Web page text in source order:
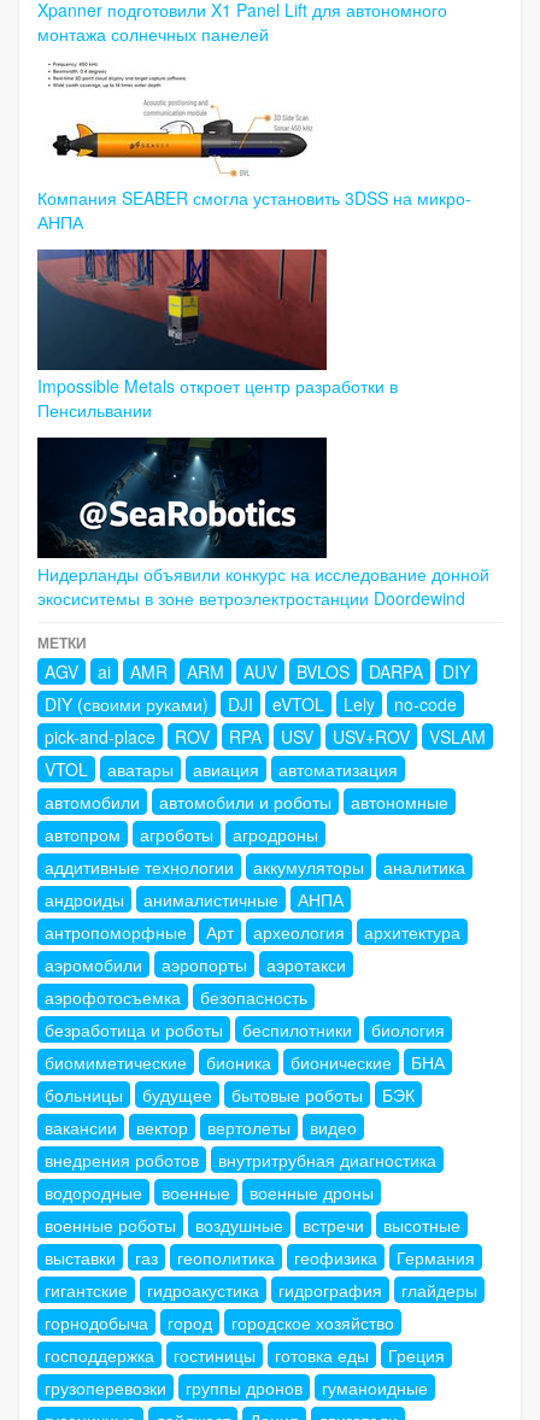
Xpanner подготовили X1 Panel Lift для автономного
монтажа солнечных панелей
Компания SEABER смогла установить 3DSS на микро-
АНПА
Impossible Metals откроет центр разработки в
Пенсильвании
Нидерланды объявили конкурс на исследование донной
экосиситемы в зоне ветроэлектростанции Doordewind
МЕТКИ
AGV ai AMR ARM AUV BVLOS DARPA
DIY
DIY (своими руками)
DJI eVTOL Lely
no-code
pick-and-place
ROV RPA USV USV+ROV
VSLAM
VTOL
аватары авиация
автоматизация
автомобили
автомобили и роботы
автономные
автопром
агроботы
агродроны
аддитивные технологии
аккумуляторы
аналитика
андроиды
анималистичные
АНПА
антропоморфные
Арт археология
архитектура
аэромобили
аэропорты
аэротакси
аэрофотосъемка
безопасность
безработица и роботы
беспилотники
биология
биомиметические
бионика бионические
БНА
больницы
будущее бытовые роботы
БЭК
вакансии
вектор вертолеты
видео
внедрения роботов
внутритрубная диагностика
водородные
военные
военные дроны
военные роботы
воздушные встречи
высотные
выставки
газ геополитика геофизика
Германия
гигантские
гидроакустика гидрография
глайдеры
горнодобыча
город
городское хозяйство
господдержка
гостиницы готовка еды
Греция
грузоперевозки
группы дронов
гуманоидные